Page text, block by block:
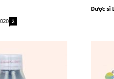
2
Dược sĩ